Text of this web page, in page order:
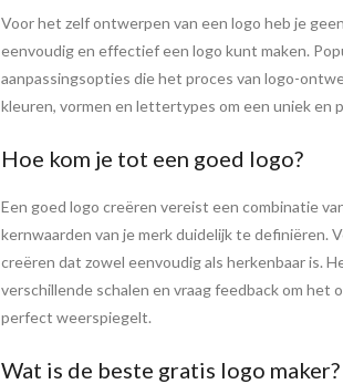
Voor het zelf ontwerpen van een logo heb je
eenvoudig en effectief een logo kunt maken.
aanpassingsopties die het proces van logo-
kleuren, vormen en lettertypes om een uniek en
Hoe kom je tot een goed logo?
Een goed logo creëren vereist een combinatie
kernwaarden van je merk duidelijk te
creëren dat zowel eenvoudig als herkenbaar is.
verschillende schalen en vraag feedback om
perfect weerspiegelt.
Wat is de beste gratis logo maker?